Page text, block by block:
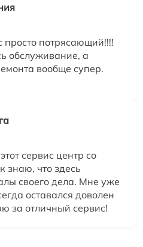
просто потрясающий!!!!
обслуживание, а
вообще супер.
сервис центр со
знаю, что здесь
своего дела. Мне уже
оставался доволен
за отличный сервис!